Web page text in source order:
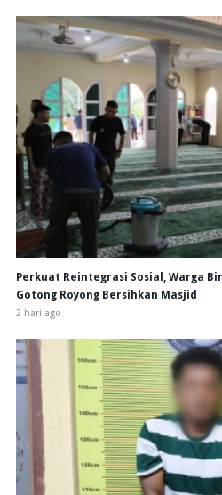
Perkuat Reintegrasi Sosial, Warga
Gotong Royong Bersihkan Masjid
2 hari ago